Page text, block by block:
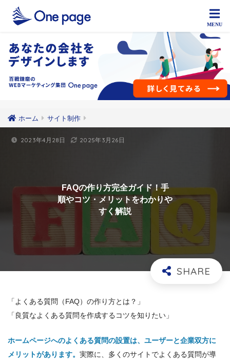
ホーム サイト制作
FAQの作り方完全ガイド！手
順やコツ・メリットをわかりや
すく解説
2023年4月28日 2025年3月26日
「よくある質問（FAQ）の作り方とは？」
「良質なよくある質問を作成するコツを知りたい」
ホームページへのよくある質問の設置は、ユーザーと企業双方に
メリットがあります。 実際に、多くのサイトでよくある質問が導